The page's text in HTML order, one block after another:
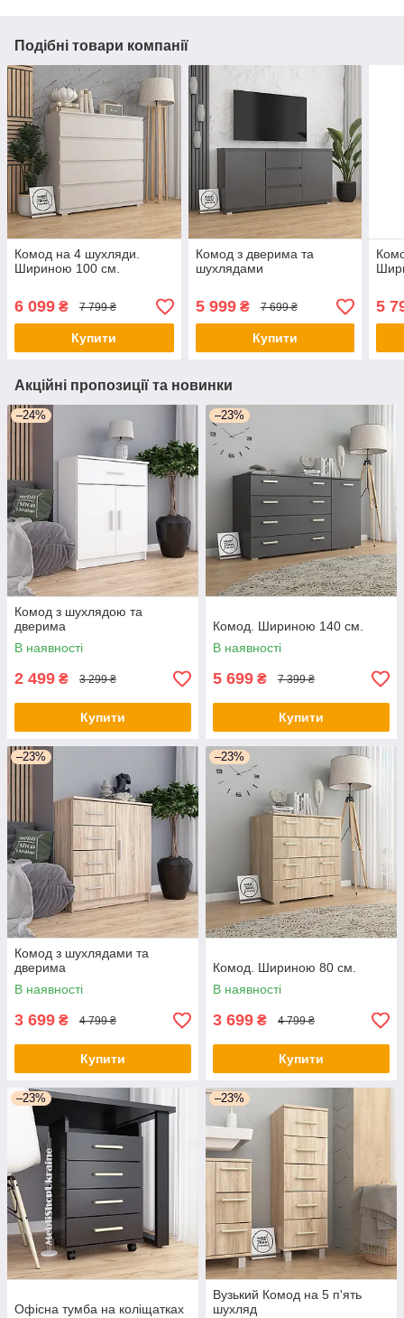
Подібні товари компанії
Комод на 4 шухляди.
Шириною 100 см.
6 099 ₴ 7 799 ₴
Купити
Комод з дверима та
шухлядами
5 999₴ 7 699 ₴
Купити
5
Акційні пропозиції та новинки
–24%
Комод з шухлядою та
дверима
В наявності
2 499 ₴ 3 299 ₴
Купити
–23%
Комод. Шириною 140 cм.
В наявності
5 699 ₴ 7 399 ₴
Купити
–23%
Комод з шухлядами та
дверима
В наявності
3 699 ₴ 4 799 ₴
Купити
–23%
Комод. Шириною 80 cм.
В наявності
3 699 ₴ 4 799 ₴
Купити
–23%
Офісна тумба на коліщатках
–23%
Вузький Комод на 5 п'ять
шухляд